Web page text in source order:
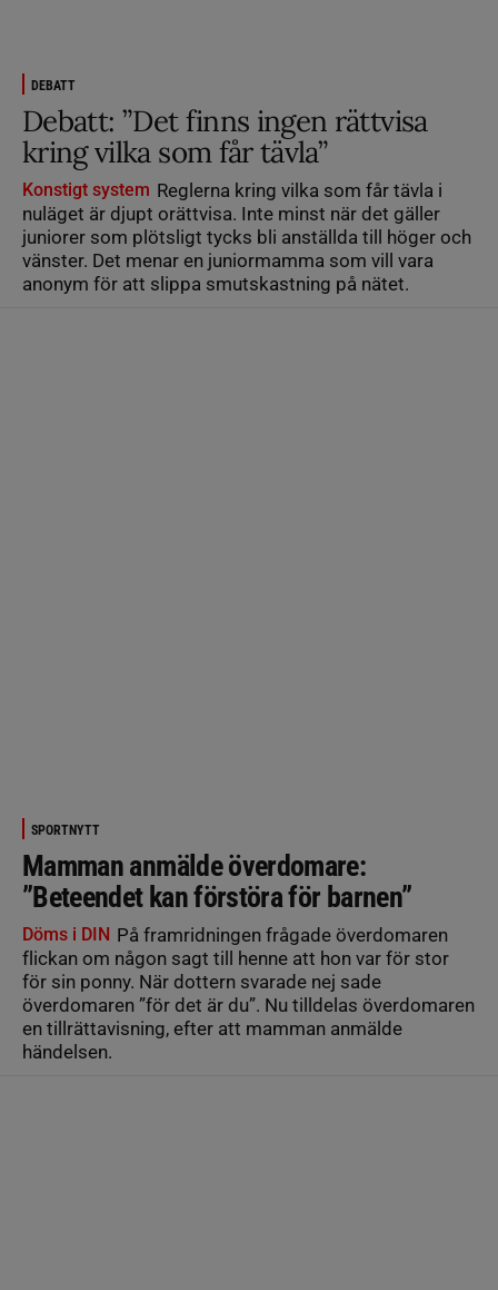
DEBATT
Debatt: ”Det finns ingen rättvisa
kring vilka som får tävla”
Konstigt system Reglerna kring vilka som får tävla i
nuläget är djupt orättvisa. Inte minst när det gäller
juniorer som plötsligt tycks bli anställda till höger och
vänster. Det menar en juniormamma som vill vara
anonym för att slippa smutskastning på nätet.
SPORTNYTT
Mamman anmälde överdomare:
”Beteendet kan förstöra för barnen”
Döms i DIN På framridningen frågade överdomaren
flickan om någon sagt till henne att hon var för stor
för sin ponny. När dottern svarade nej sade
överdomaren ”för det är du”. Nu tilldelas överdomaren
en tillrättavisning, efter att mamman anmälde
händelsen.